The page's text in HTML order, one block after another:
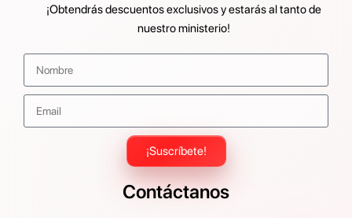
¡Obtendrás descuentos exclusivos y estarás al tanto de
nuestro ministerio!
¡Suscríbete!
Contáctanos